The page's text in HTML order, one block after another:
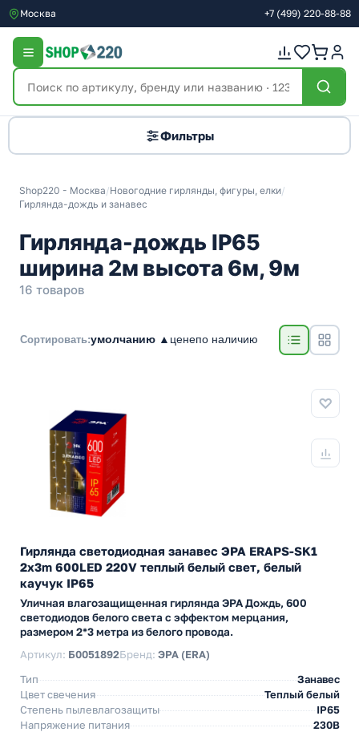
Москва +7 (499) 220-88-88
Фильтры
Shop220 - Москва/Новогодние гирлянды, фигуры, елки/
Гирлянда-дождь и занавес
Гирлянда-дождь IP65
ширина 2м высота 6м, 9м
16 товаров
Сортировать:умолчанию ▲ ценепо наличию
Гирлянда светодиодная занавес ЭРА ERAPS-SK1
2x3m 600LED 220V теплый белый свет, белый
каучук IP65
Уличная влагозащищенная гирлянда ЭРА Дождь, 600
светодиодов белого света с эффектом мерцания,
размером 2*3 метра из белого провода.
Артикул: Б0051892Бренд: ЭРА (ERA)
Тип
Занавес
Цвет свечения
Теплый белый
Степень пылевлагозащиты
IP65
Напряжение питания
230В